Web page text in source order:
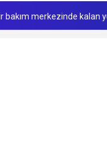
bakım merkezinde